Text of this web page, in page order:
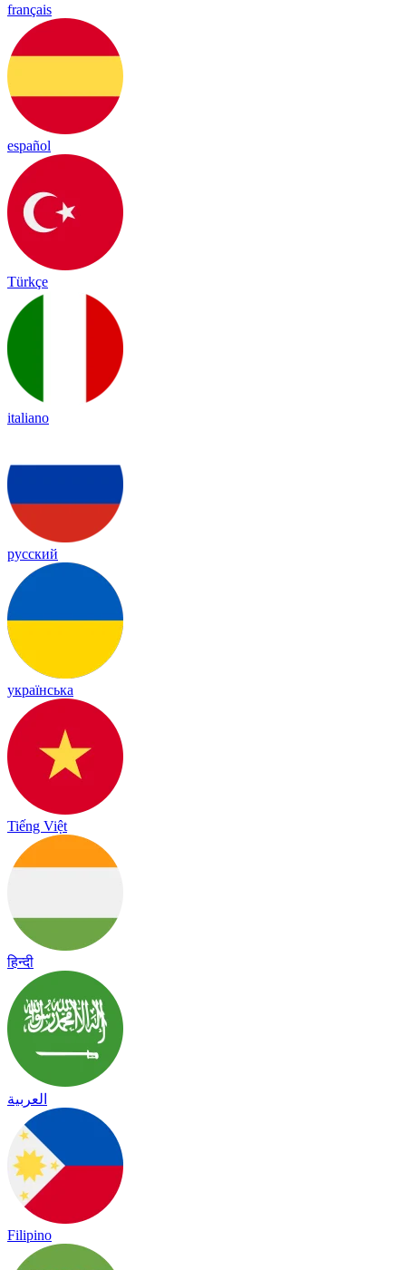
français
español
Türkçe
italiano
русский
українська
Tiếng Việt
हिन्दी
العربية
Filipino